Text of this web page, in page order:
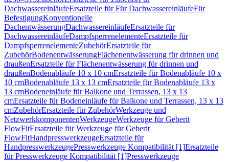
DachwassereinläufeErsatzteile für Für DachwassereinläufeFür
BefestigungKonventionelle
DachentwässerungDachwassereinläufeErsatzteile für
DachwassereinläufeDampfsperrenelementeErsatzteile für
DampfsperrenelementeZubehörErsatzteile für
ZubehörBodenentwässerungFlächenentwässerung für drinnen und
draußenErsatzteile für Flächenentwässerung für drinnen und
draußenBodenabläufe 10 x 10 cmErsatzteile für Bodenabläufe 10 x
10 cmBodenabläufe 13 x 13 cmErsatzteile für Bodenabläufe 13 x
13 cmBodeneinläufe für Balkone und Terrassen, 13 x 13
cmErsatzteile für Bodeneinläufe für Balkone und Terrassen, 13 x 13
cmZubehörErsatzteile für ZubehörWerkzeuge und
NetzwerkkomponentenWerkzeugeWerkzeuge für Geberit
FlowFitErsatzteile für Werkzeuge für Geberit
FlowFitHandpresswerkzeugeErsatzteile für
HandpresswerkzeugePresswerkzeuge Kompatibilität [1]Ersatzteile
für Presswerkzeuge Kompatibilität [1]Presswerkzeuge